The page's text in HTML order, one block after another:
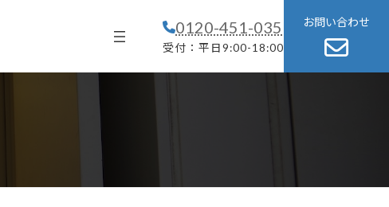
0120-451-035
受付：平日9:00-18:00
お問い合わせ